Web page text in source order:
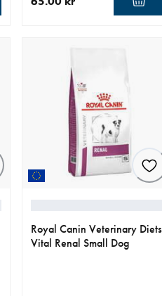
Royal Canin Veterinary Diets
Vital Renal Small Dog